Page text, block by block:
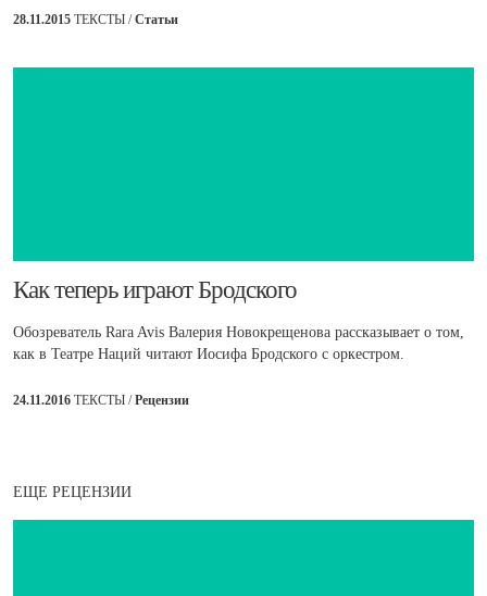
28.11.2015 ТЕКСТЫ /Статьи
​Как теперь играют Бродского
Обозреватель Rara Avis Валерия Новокрещенова рассказывает о том,
как в Театре Наций читают Иосифа Бродского с оркестром.
24.11.2016 ТЕКСТЫ /Рецензии
ЕЩЕ РЕЦЕНЗИИ